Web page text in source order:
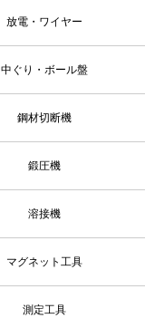
放電・ワイヤー
中ぐり・ボール盤
鋼材切断機
鍛圧機
溶接機
マグネット工具
測定工具